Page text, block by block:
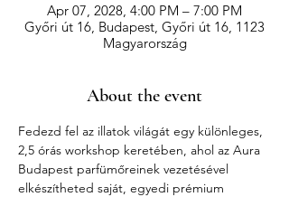
Apr 07, 2028, 4:00 PM – 7:00 PM
Győri út 16, Budapest, Győri út 16, 1123
Magyarország
About the event
Fedezd fel az illatok világát egy különleges,
2,5 órás workshop keretében, ahol az Aura
Budapest parfümőreinek vezetésével
elkészítheted saját, egyedi prémium